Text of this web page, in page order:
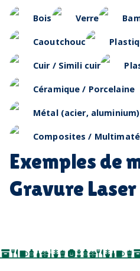
Bois Verre
Caoutchouc
Cuir / Simili cuir
Céramique / Porcelaine
Métal (acier, aluminium)
Composites /
Exemples de
Gravure